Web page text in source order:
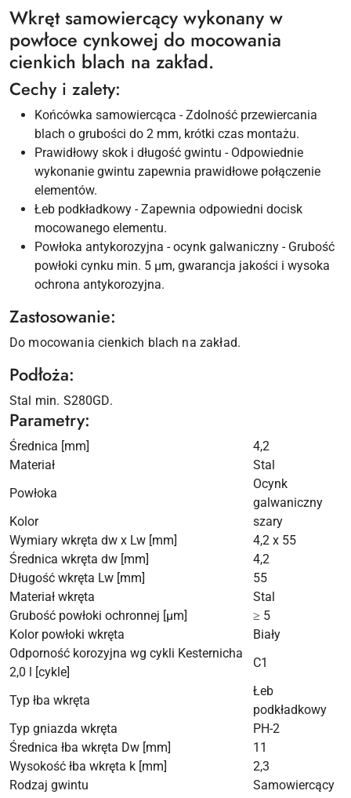
Wkręt samowiercący wykonany w
powłoce cynkowej do mocowania
cienkich blach na zakład.
Cechy i zalety:
Końcówka samowiercąca - Zdolność przewiercania
blach o grubości do 2 mm, krótki czas montażu.
Prawidłowy skok i długość gwintu - Odpowiednie
wykonanie gwintu zapewnia prawidłowe połączenie
elementów.
Łeb podkładkowy - Zapewnia odpowiedni docisk
mocowanego elementu.
Powłoka antykorozyjna - ocynk galwaniczny - Grubość
powłoki cynku min. 5 μm, gwarancja jakości i wysoka
ochrona antykorozyjna.
Zastosowanie:
Do mocowania cienkich blach na zakład.
Podłoża:
Stal min. S280GD.
Parametry:
Średnica [mm]
4,2
Materiał
Stal
Powłoka
Ocynk
galwaniczny
Kolor
szary
Wymiary wkręta dw x Lw [mm]
4,2 x 55
Średnica wkręta dw [mm]
4,2
Długość wkręta Lw [mm]
55
Materiał wkręta
Stal
Grubość powłoki ochronnej [µm]
≥ 5
Kolor powłoki wkręta
Biały
Odporność korozyjna wg cykli Kesternicha
2,0 l [cykle]
C1
Typ łba wkręta
Łeb
podkładkowy
Typ gniazda wkręta
PH-2
Średnica łba wkręta Dw [mm]
11
Wysokość łba wkręta k [mm]
2,3
Rodzaj gwintu
Samowiercący